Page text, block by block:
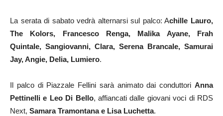
La serata di sabato vedrà alternarsi sul palco: Achille Lauro,
The Kolors, Francesco Renga, Malika Ayane, Frah
Quintale, Sangiovanni, Clara, Serena Brancale, Samurai
Jay, Angie, Delia, Lumiero.
Il palco di Piazzale Fellini sarà animato dai conduttori Anna
Pettinelli e Leo Di Bello, affiancati dalle giovani voci di RDS
Next, Samara Tramontana e Lisa Luchetta.